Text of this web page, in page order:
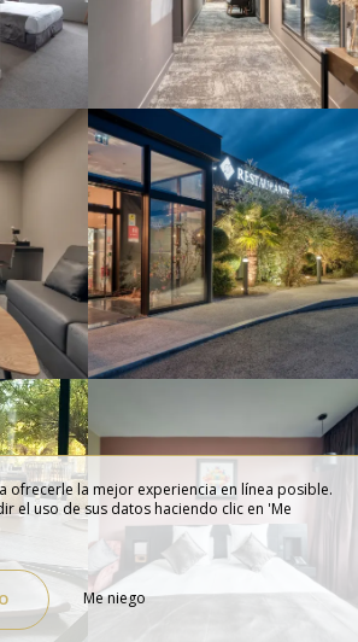
ofrecerle la mejor experiencia en línea posible.
el uso de sus datos haciendo clic en 'Me
Me niego